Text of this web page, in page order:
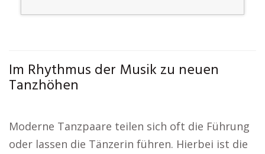
Im Rhythmus der Musik zu neuen
Tanzhöhen
Moderne Tanzpaare teilen sich oft die Führung
oder lassen die Tänzerin führen. Hierbei ist die